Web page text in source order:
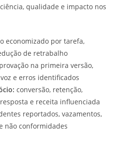
qualidade e impacto nos
economizado por tarefa,
de retrabalho
na primeira versão,
e erros identificados
conversão, retenção,
resposta e receita influenciada
reportados, vazamentos,
não conformidades